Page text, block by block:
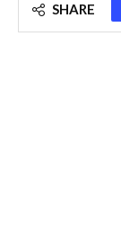
SHARE